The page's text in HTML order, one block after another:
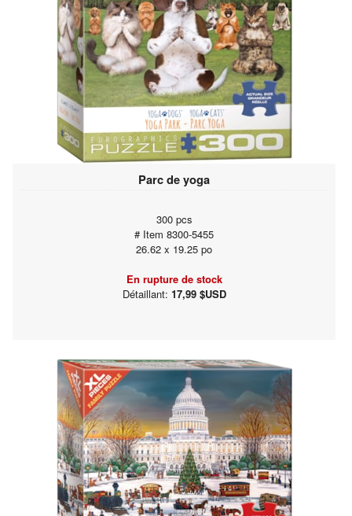
Parc de yoga
300 pcs
# Item 8300-5455
26.62 x 19.25 po
En rupture de stock
Détaillant: 17,99 $USD